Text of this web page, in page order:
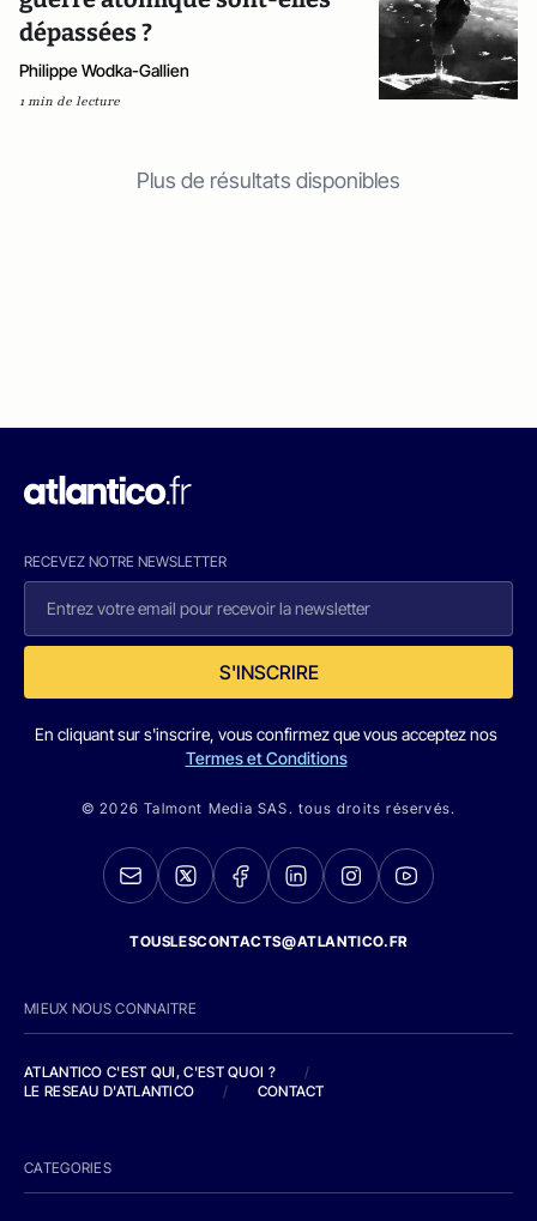
dépassées ?
Philippe Wodka-Gallien
1 min de lecture
Plus de résultats disponibles
RECEVEZ NOTRE NEWSLETTER
S'INSCRIRE
En cliquant sur s'inscrire, vous confirmez que vous acceptez nos
Termes et Conditions
© 2026 Talmont Media SAS. tous droits réservés.
TOUSLESCONTACTS@ATLANTICO.FR
MIEUX NOUS CONNAITRE
ATLANTICO C'EST QUI, C'EST QUOI ?
/
LE RESEAU D'ATLANTICO
/ CONTACT
CATEGORIES